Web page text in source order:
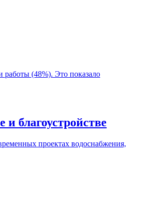
работы (48%). Это показало
благоустройстве
проектах водоснабжения,